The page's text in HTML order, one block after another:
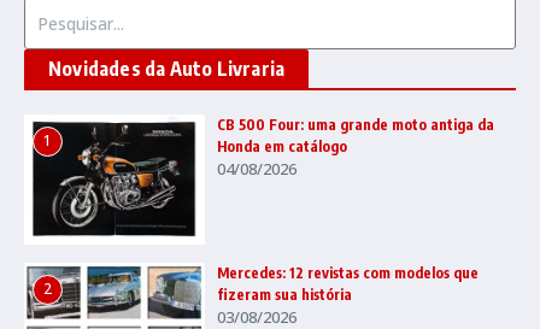
Novidades da Auto Livraria
1
CB 500 Four: uma grande moto antiga da
Honda em catálogo
04/08/2026
2
Mercedes: 12 revistas com modelos que
fizeram sua história
03/08/2026